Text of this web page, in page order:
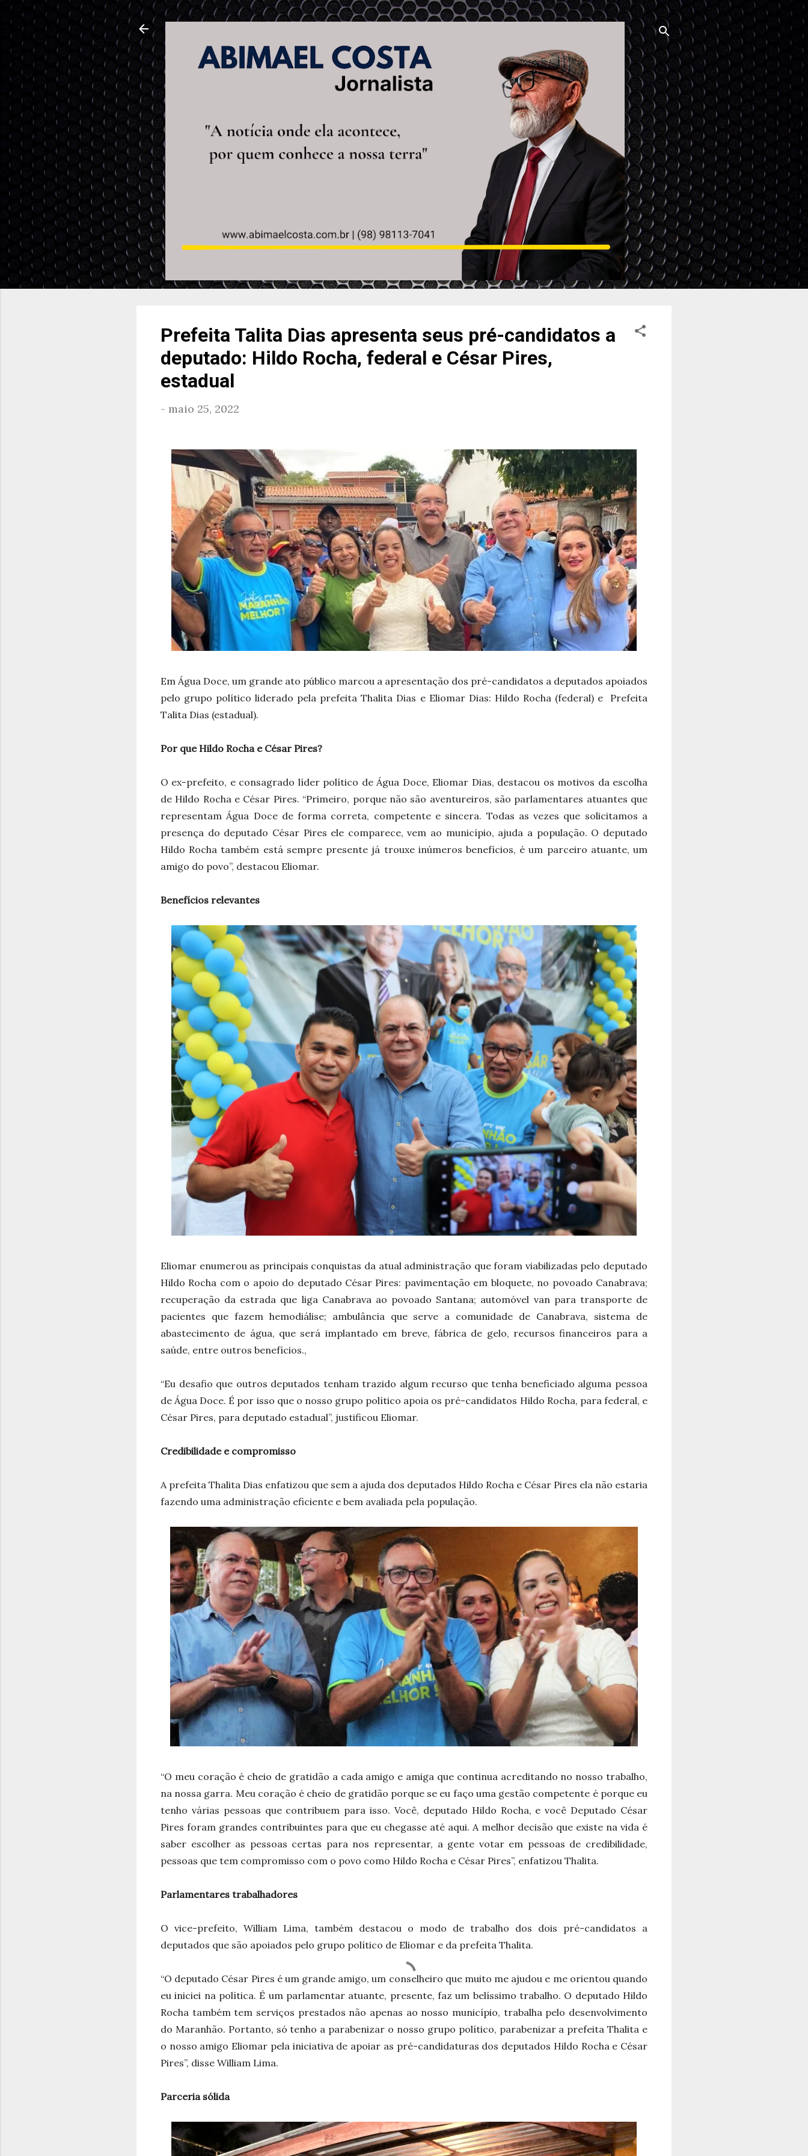
Pular para o conteúdo principal
Prefeita Talita Dias apresenta seus pré-candidatos a
deputado: Hildo Rocha, federal e César Pires,
estadual
- maio 25, 2022
Em Água Doce, um grande ato público marcou a apresentação dos pré-candidatos a deputados apoiados
pelo grupo político liderado pela prefeita Thalita Dias e Eliomar Dias: Hildo Rocha (federal) e
Prefeita
Talita Dias (estadual).
Por que Hildo Rocha e César Pires?
O ex-prefeito, e consagrado líder político de Água Doce, Eliomar Dias, destacou os motivos da escolha
de Hildo Rocha e César Pires. “Primeiro, porque não são aventureiros, são parlamentares atuantes que
representam Água Doce de forma correta, competente e sincera. Todas as vezes que solicitamos a
presença do deputado César Pires ele comparece, vem ao município, ajuda a população. O deputado
Hildo Rocha também está sempre presente já trouxe inúmeros benefícios, é um parceiro atuante, um
amigo do povo”, destacou Eliomar.
Benefícios relevantes
Eliomar enumerou as principais conquistas da atual administração que foram viabilizadas pelo deputado
Hildo Rocha com o apoio do deputado César Pires: pavimentação em bloquete, no povoado Canabrava;
recuperação da estrada que liga Canabrava ao povoado Santana; automóvel van para transporte de
pacientes que fazem hemodiálise; ambulância que serve a comunidade de Canabrava, sistema de
abastecimento de água, que será implantado em breve, fábrica de gelo, recursos financeiros para a
saúde, entre outros benefícios.,
“Eu desafio que outros deputados tenham trazido algum recurso que tenha beneficiado alguma pessoa
de Água Doce. É por isso que o nosso grupo político apoia os pré-candidatos Hildo Rocha, para federal, e
César Pires, para deputado estadual”, justificou Eliomar.
Credibilidade e compromisso
A prefeita Thalita Dias enfatizou que sem a ajuda dos deputados Hildo Rocha e César Pires ela não estaria
fazendo uma administração eficiente e bem avaliada pela população.
“O meu coração é cheio de gratidão a cada amigo e amiga que continua acreditando no nosso trabalho,
na nossa garra. Meu coração é cheio de gratidão porque se eu faço uma gestão competente é porque eu
tenho várias pessoas que contribuem para isso. Você, deputado Hildo Rocha, e você Deputado César
Pires foram grandes contribuintes para que eu chegasse até aqui. A melhor decisão que existe na vida é
saber escolher as pessoas certas para nos representar, a gente votar em pessoas de credibilidade,
pessoas que tem compromisso com o povo como Hildo Rocha e César Pires”, enfatizou Thalita.
Parlamentares trabalhadores
O vice-prefeito, William Lima, também destacou o modo de trabalho dos dois pré-candidatos a
deputados que são apoiados pelo grupo político de Eliomar e da prefeita Thalita.
“O deputado César Pires é um grande amigo, um conselheiro que muito me ajudou e me orientou quando
eu iniciei na política. É um parlamentar atuante, presente, faz um belíssimo trabalho. O deputado Hildo
Rocha também tem serviços prestados não apenas ao nosso município, trabalha pelo desenvolvimento
do Maranhão. Portanto, só tenho a parabenizar o nosso grupo político, parabenizar a prefeita Thalita e
o nosso amigo Eliomar pela iniciativa de apoiar as pré-candidaturas dos deputados Hildo Rocha e César
Pires”, disse William Lima.
Parceria sólida